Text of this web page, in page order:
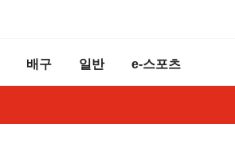
배구 일반 e-스포츠